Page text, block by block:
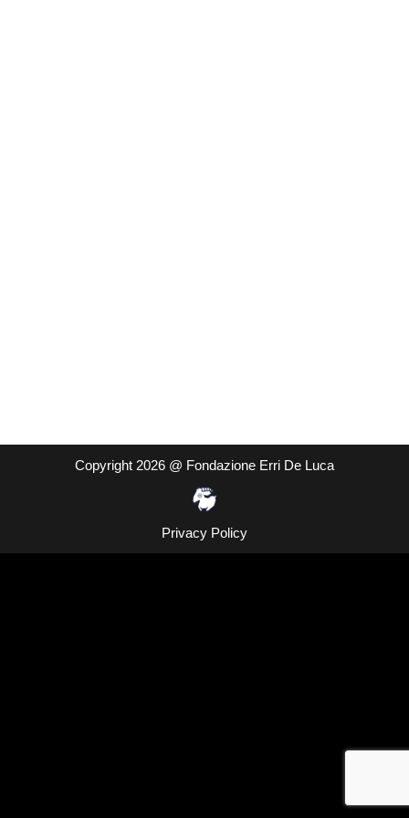
Copyright 2026 @ Fondazione Erri De Luca
Privacy Policy